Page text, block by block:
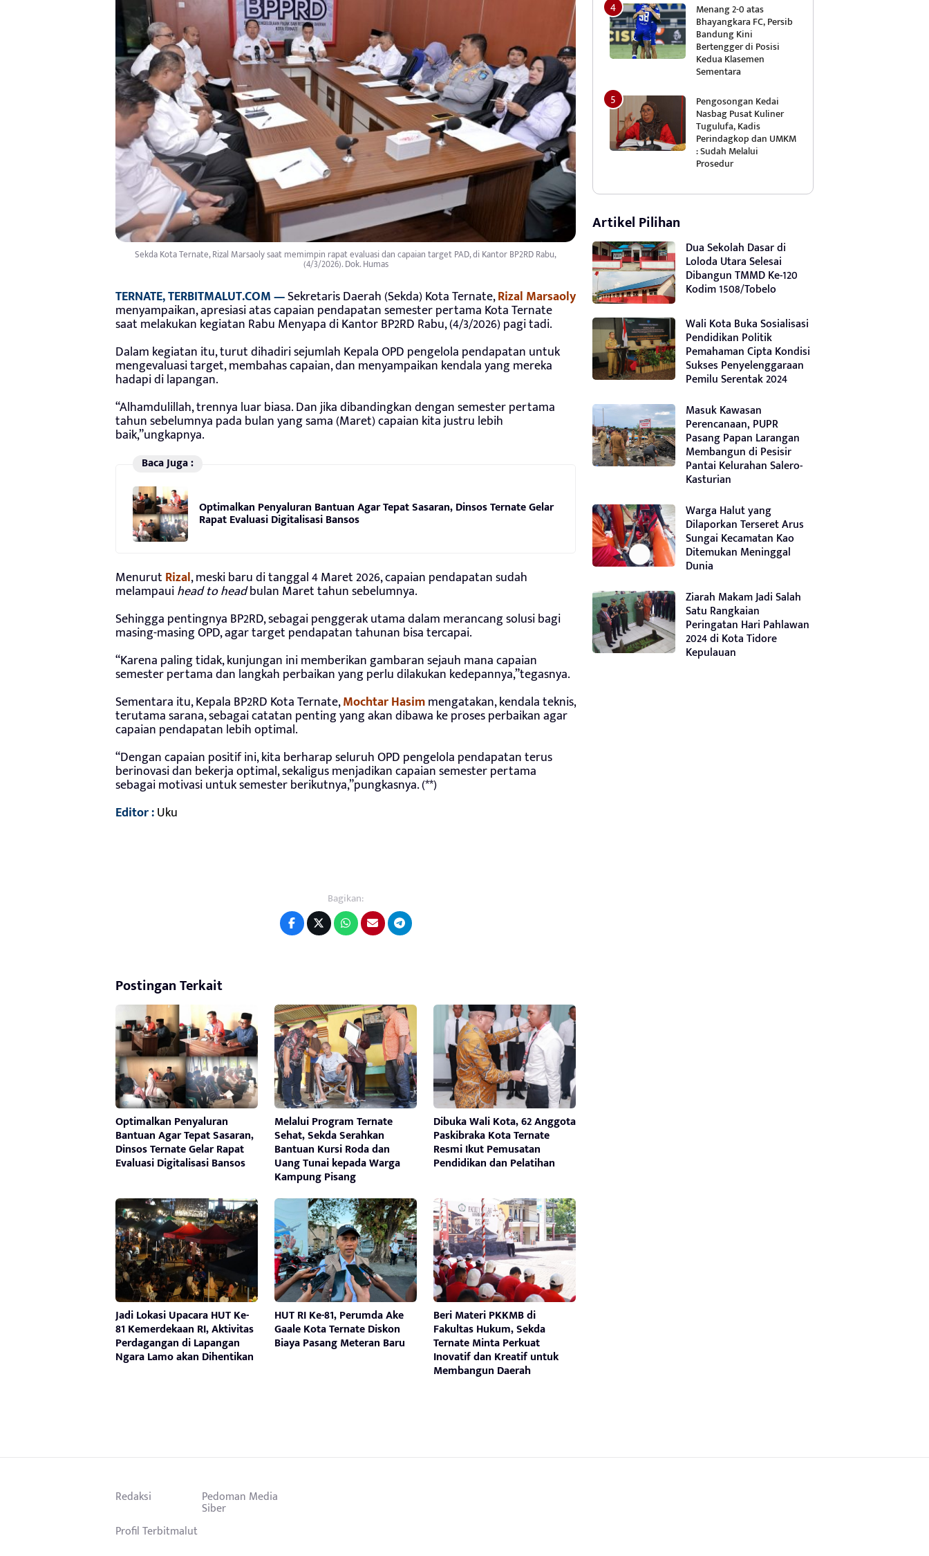
Sekda Kota Ternate, Rizal Marsaoly saat memimpin rapat evaluasi dan capaian target PAD, di Kantor BP2RD Rabu,
(4/3/2026). Dok. Humas
TERNATE, TERBITMALUT.COM —Sekretaris Daerah (Sekda) Kota Ternate,Rizal Marsaoly
menyampaikan, apresiasi atas capaian pendapatan semester pertama Kota Ternate
saat melakukan kegiatan Rabu Menyapa di Kantor BP2RD Rabu, (4/3/2026) pagi tadi.
Dalam kegiatan itu, turut dihadiri sejumlah Kepala OPD pengelola pendapatan untuk
mengevaluasi target, membahas capaian, dan menyampaikan kendala yang mereka
hadapi di lapangan.
“Alhamdulillah, trennya luar biasa. Dan jika dibandingkan dengan semester pertama
tahun sebelumnya pada bulan yang sama (Maret) capaian kita justru lebih
baik,”ungkapnya.
Baca Juga :
Optimalkan Penyaluran Bantuan Agar Tepat Sasaran, Dinsos Ternate Gelar
Rapat Evaluasi Digitalisasi Bansos
Menurut Rizal, meski baru di tanggal 4 Maret 2026, capaian pendapatan sudah
melampauihead to headbulan Maret tahun sebelumnya.
Sehingga pentingnya BP2RD, sebagai penggerak utama dalam merancang solusi bagi
masing-masing OPD, agar target pendapatan tahunan bisa tercapai.
“Karena paling tidak, kunjungan ini memberikan gambaran sejauh mana capaian
semester pertama dan langkah perbaikan yang perlu dilakukan kedepannya,”tegasnya.
Sementara itu, Kepala BP2RD Kota Ternate,Mochtar Hasimmengatakan, kendala teknis,
terutama sarana, sebagai catatan penting yang akan dibawa ke proses perbaikan agar
capaian pendapatan lebih optimal.
“Dengan capaian positif ini, kita berharap seluruh OPD pengelola pendapatan terus
berinovasi dan bekerja optimal, sekaligus menjadikan capaian semester pertama
sebagai motivasi untuk semester berikutnya,”pungkasnya. (**)
Editor :Uku
Bagikan:
Postingan Terkait
Optimalkan Penyaluran
Bantuan Agar Tepat Sasaran,
Dinsos Ternate Gelar Rapat
Evaluasi Digitalisasi Bansos
Melalui Program Ternate
Sehat, Sekda Serahkan
Bantuan Kursi Roda dan
Uang Tunai kepada Warga
Kampung Pisang
Dibuka Wali Kota, 62 Anggota
Paskibraka Kota Ternate
Resmi Ikut Pemusatan
Pendidikan dan Pelatihan
Jadi Lokasi Upacara HUT Ke-
81 Kemerdekaan RI, Aktivitas
Perdagangan di Lapangan
Ngara Lamo akan Dihentikan
HUT RI Ke-81, Perumda Ake
Gaale Kota Ternate Diskon
Biaya Pasang Meteran Baru
Beri Materi PKKMB di
Fakultas Hukum, Sekda
Ternate Minta Perkuat
Inovatif dan Kreatif untuk
Membangun Daerah
Menang 2-0 atas
Bhayangkara FC, Persib
Bandung Kini
Bertengger di Posisi
Kedua Klasemen
Sementara
Pengosongan Kedai
Nasbag Pusat Kuliner
Tugulufa, Kadis
Perindagkop dan UMKM
: Sudah Melalui
Prosedur
Artikel Pilihan
Dua Sekolah Dasar di
Loloda Utara Selesai
Dibangun TMMD Ke-120
Kodim 1508/Tobelo
Wali Kota Buka Sosialisasi
Pendidikan Politik
Pemahaman Cipta Kondisi
Sukses Penyelenggaraan
Pemilu Serentak 2024
Masuk Kawasan
Perencanaan, PUPR
Pasang Papan Larangan
Membangun di Pesisir
Pantai Kelurahan Salero-
Kasturian
Warga Halut yang
Dilaporkan Terseret Arus
Sungai Kecamatan Kao
Ditemukan Meninggal
Dunia
Ziarah Makam Jadi Salah
Satu Rangkaian
Peringatan Hari Pahlawan
2024 di Kota Tidore
Kepulauan
Redaksi Pedoman Media
Siber
Profil Terbitmalut